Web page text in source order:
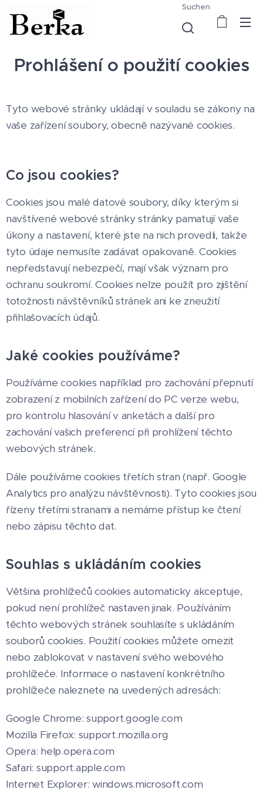
Suchen
Prohlášení o použití cookies
Tyto webové stránky ukládají v souladu se zákony na
vaše zařízení soubory, obecně nazývané cookies.
Co jsou cookies?
Cookies jsou malé datové soubory, díky kterým si
navštívené webové stránky stránky pamatují vaše
úkony a nastavení, které jste na nich provedli, takže
tyto údaje nemusíte zadávat opakovaně. Cookies
nepředstavují nebezpečí, mají však význam pro
ochranu soukromí. Cookies nelze použít pro zjištění
totožnosti návštěvníků stránek ani ke zneužití
přihlašovacích údajů.
Jaké cookies používáme?
Používáme cookies například pro zachování přepnutí
zobrazení z mobilních zařízení do PC verze webu,
pro kontrolu hlasování v anketách a další pro
zachování vašich preferencí při prohlížení těchto
webových stránek.
Dále používáme cookies třetích stran (např. Google
Analytics pro analýzu návštěvnosti). Tyto cookies jsou
řízeny třetími stranami a nemáme přístup ke čtení
nebo zápisu těchto dat.
Souhlas s ukládáním cookies
Většina prohlížečů cookies automaticky akceptuje,
pokud není prohlížeč nastaven jinak. Používáním
těchto webových stránek souhlasíte s ukládáním
souborů cookies. Použití cookies můžete omezit
nebo zablokovat v nastavení svého webového
prohlížeče. Informace o nastavení konkrétního
prohlížeče naleznete na uvedených adresách:
Google Chrome: support.google.com
Mozilla Firefox: support.mozilla.org
Opera: help.opera.com
Safari: support.apple.com
Internet Explorer: windows.microsoft.com